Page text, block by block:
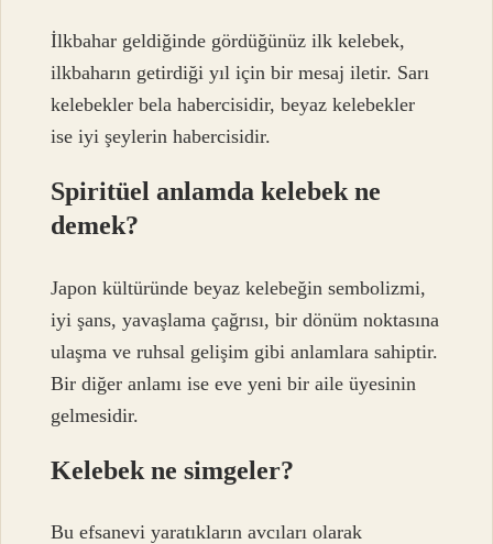
İlkbahar geldiğinde gördüğünüz ilk kelebek,
ilkbaharın getirdiği yıl için bir mesaj iletir. Sarı
kelebekler bela habercisidir, beyaz kelebekler
ise iyi şeylerin habercisidir.
Spiritüel anlamda kelebek ne
demek?
Japon kültüründe beyaz kelebeğin sembolizmi,
iyi şans, yavaşlama çağrısı, bir dönüm noktasına
ulaşma ve ruhsal gelişim gibi anlamlara sahiptir.
Bir diğer anlamı ise eve yeni bir aile üyesinin
gelmesidir.
Kelebek ne simgeler?
Bu efsanevi yaratıkların avcıları olarak